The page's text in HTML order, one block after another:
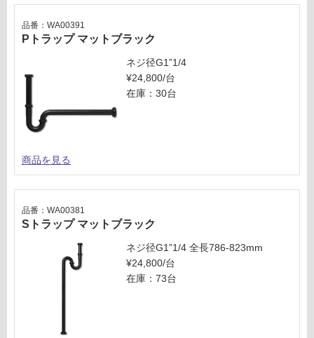
Pトラップ マットブラック
品番：WA00391
ネジ径G1”1/4
¥24,800/台
在庫：30台
商品を見る
Sトラップ マットブラック
品番：WA00381
ネジ径G1”1/4 全長786-823mm
¥24,800/台
在庫：73台